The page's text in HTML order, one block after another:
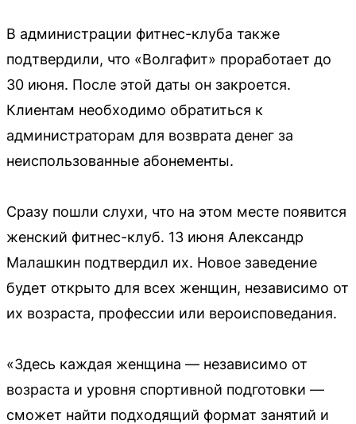
В администрации фитнес-клуба также
подтвердили, что «Волгафит» проработает до
30 июня. После этой даты он закроется.
Клиентам необходимо обратиться к
администраторам для возврата денег за
неиспользованные абонементы.
Сразу пошли слухи, что на этом месте появится
женский фитнес-клуб. 13 июня Александр
Малашкин подтвердил их. Новое заведение
будет открыто для всех женщин, независимо от
их возраста, профессии или вероисповедания.
«Здесь каждая женщина — независимо от
возраста и уровня спортивной подготовки —
сможет найти подходящий формат занятий и